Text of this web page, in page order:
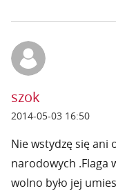
szok
2014-05-03 16:50
Nie wstydzę się ani
narodowych .Flaga
wolno było jej